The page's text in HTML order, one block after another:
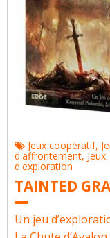
Jeux coopératif,
d'affrontement, Jeux
d'exploration
TAINTED
Un jeu